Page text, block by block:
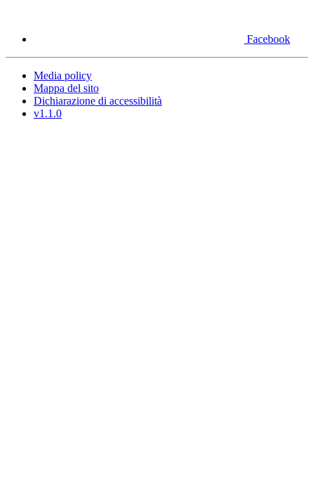
Facebook
Media policy
Mappa del sito
Dichiarazione di accessibilità
v1.1.0